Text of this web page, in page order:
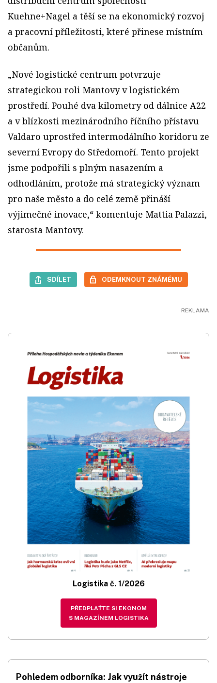
Kuehne+Nagel a těší se na ekonomický rozvoj
a pracovní příležitosti, které přinese místním
občanům.
„Nové logistické centrum potvrzuje
strategickou roli Mantovy v logistickém
prostředí. Pouhé dva kilometry od dálnice A22
a v blízkosti mezinárodního říčního přístavu
Valdaro uprostřed intermodálního koridoru ze
severní Evropy do Středomoří. Tento projekt
jsme podpořili s plným nasazením a
odhodláním, protože má strategický význam
pro naše město a do celé země přináší
výjimečné inovace,“ komentuje Mattia Palazzi,
starosta Mantovy.
SDÍLET ODEMKNOUT ZNÁMÉMU
Logistika č. 1/2026
PŘEDPLAŤTE SI EKONOM
S MAGAZÍNEM LOGISTIKA
Pohledem odborníka: Jak využít nástroje